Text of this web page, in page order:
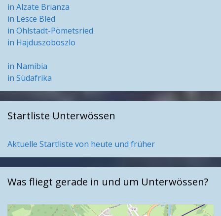
in Alzate Brianza
in Lesce Bled
in Ohlstadt-Pömetsried
in Hajduszoboszlo
in Namibia
in Südafrika
Startliste Unterwössen
Aktuelle Startliste von heute und früher
Was fliegt gerade in und um Unterwössen?